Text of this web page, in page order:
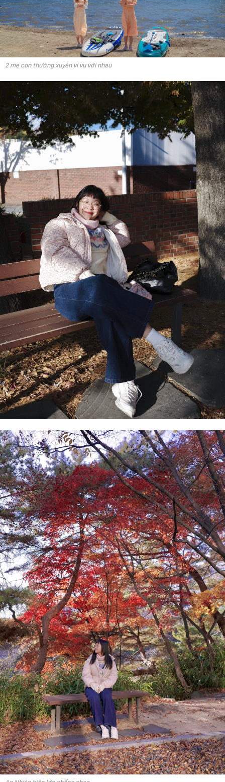
2 mẹ con thường xuyên vi vu với nhau